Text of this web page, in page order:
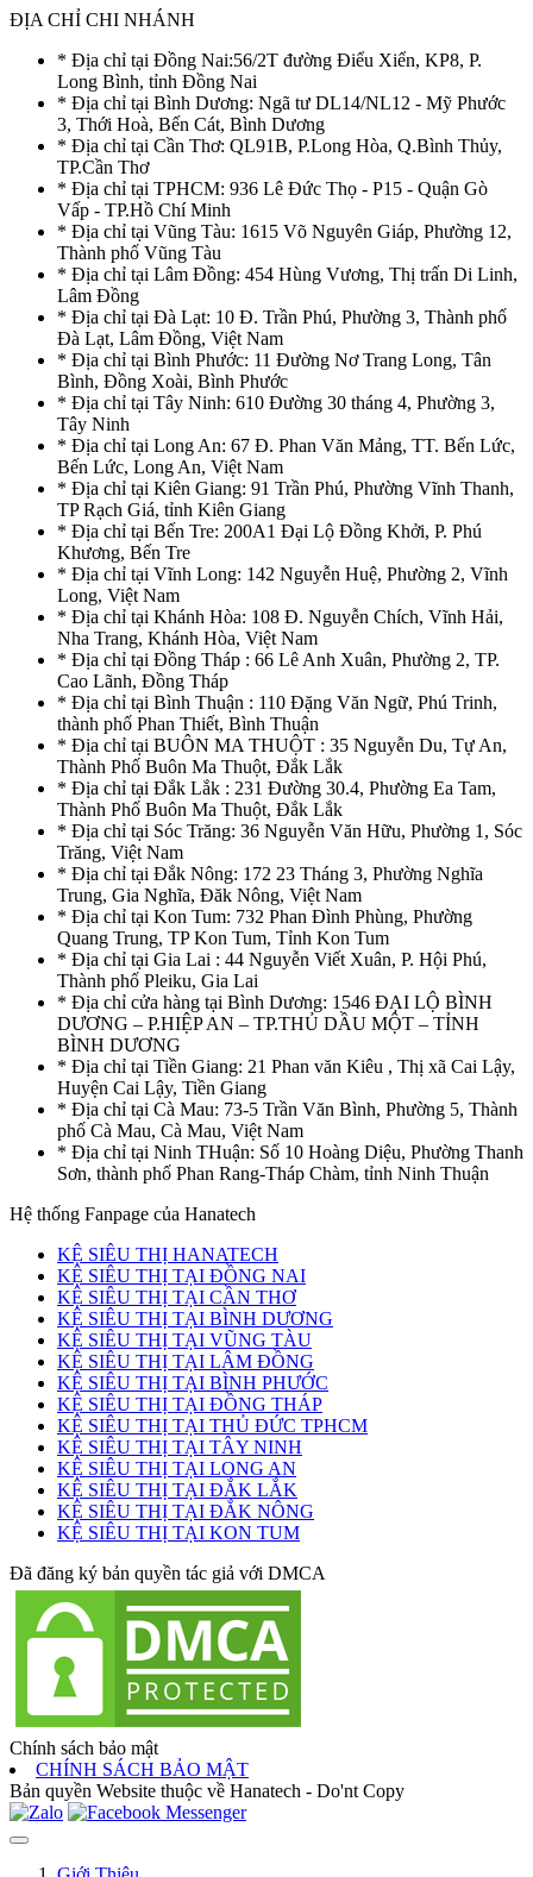
ĐỊA CHỈ CHI NHÁNH
* Địa chỉ tại Đồng Nai:56/2T đường Điểu Xiển, KP8, P.
Long Bình, tỉnh Đồng Nai
* Địa chỉ tại Bình Dương: Ngã tư DL14/NL12 - Mỹ Phước
3, Thới Hoà, Bến Cát, Bình Dương
* Địa chỉ tại Cần Thơ: QL91B, P.Long Hòa, Q.Bình Thủy,
TP.Cần Thơ
* Địa chỉ tại TPHCM: 936 Lê Đức Thọ - P15 - Quận Gò
Vấp - TP.Hồ Chí Minh
* Địa chỉ tại Vũng Tàu: 1615 Võ Nguyên Giáp, Phường 12,
Thành phố Vũng Tàu
* Địa chỉ tại Lâm Đồng: 454 Hùng Vương, Thị trấn Di Linh,
Lâm Đồng
* Địa chỉ tại Đà Lạt: 10 Đ. Trần Phú, Phường 3, Thành phố
Đà Lạt, Lâm Đồng, Việt Nam
* Địa chỉ tại Bình Phước: 11 Đường Nơ Trang Long, Tân
Bình, Đồng Xoài, Bình Phước
* Địa chỉ tại Tây Ninh: 610 Đường 30 tháng 4, Phường 3,
Tây Ninh
* Địa chỉ tại Long An: 67 Đ. Phan Văn Mảng, TT. Bến Lức,
Bến Lức, Long An, Việt Nam
* Địa chỉ tại Kiên Giang: 91 Trần Phú, Phường Vĩnh Thanh,
TP Rạch Giá, tỉnh Kiên Giang
* Địa chỉ tại Bến Tre: 200A1 Đại Lộ Đồng Khởi, P. Phú
Khương, Bến Tre
* Địa chỉ tại Vĩnh Long: 142 Nguyễn Huệ, Phường 2, Vĩnh
Long, Việt Nam
* Địa chỉ tại Khánh Hòa: 108 Đ. Nguyễn Chích, Vĩnh Hải,
Nha Trang, Khánh Hòa, Việt Nam
* Địa chỉ tại Đồng Tháp : 66 Lê Anh Xuân, Phường 2, TP.
Cao Lãnh, Đồng Tháp
* Địa chỉ tại Bình Thuận : 110 Đặng Văn Ngữ, Phú Trinh,
thành phố Phan Thiết, Bình Thuận
* Địa chỉ tại BUÔN MA THUỘT : 35 Nguyễn Du, Tự An,
Thành Phố Buôn Ma Thuột, Đắk Lắk
* Địa chỉ tại Đắk Lắk : 231 Đường 30.4, Phường Ea Tam,
Thành Phố Buôn Ma Thuột, Đắk Lắk
* Địa chỉ tại Sóc Trăng: 36 Nguyễn Văn Hữu, Phường 1, Sóc
Trăng, Việt Nam
* Địa chỉ tại Đắk Nông: 172 23 Tháng 3, Phường Nghĩa
Trung, Gia Nghĩa, Đăk Nông, Việt Nam
* Địa chỉ tại Kon Tum: 732 Phan Đình Phùng, Phường
Quang Trung, TP Kon Tum, Tỉnh Kon Tum
* Địa chỉ tại Gia Lai : 44 Nguyễn Viết Xuân, P. Hội Phú,
Thành phố Pleiku, Gia Lai
* Địa chỉ cửa hàng tại Bình Dương: 1546 ĐẠI LỘ BÌNH
DƯƠNG – P.HIỆP AN – TP.THỦ DẦU MỘT – TỈNH
BÌNH DƯƠNG
* Địa chỉ tại Tiền Giang: 21 Phan văn Kiêu , Thị xã Cai Lậy,
Huyện Cai Lậy, Tiền Giang
* Địa chỉ tại Cà Mau: 73-5 Trần Văn Bình, Phường 5, Thành
phố Cà Mau, Cà Mau, Việt Nam
* Địa chỉ tại Ninh THuận: Số 10 Hoàng Diệu, Phường Thanh
Sơn, thành phố Phan Rang-Tháp Chàm, tỉnh Ninh Thuận
Hệ thống Fanpage của Hanatech
KỆ SIÊU THỊ HANATECH
KỆ SIÊU THỊ TẠI ĐỒNG NAI
KỆ SIÊU THỊ TẠI CẦN THƠ
KỆ SIÊU THỊ TẠI BÌNH DƯƠNG
KỆ SIÊU THỊ TẠI VŨNG TÀU
KỆ SIÊU THỊ TẠI LÂM ĐỒNG
KỆ SIÊU THỊ TẠI BÌNH PHƯỚC
KỆ SIÊU THỊ TẠI ĐỒNG THÁP
KỆ SIÊU THỊ TẠI THỦ ĐỨC TPHCM
KỆ SIÊU THỊ TẠI TÂY NINH
KỆ SIÊU THỊ TẠI LONG AN
KỆ SIÊU THỊ TẠI ĐẮK LẮK
KỆ SIÊU THỊ TẠI ĐẮK NÔNG
KỆ SIÊU THỊ TẠI KON TUM
Đã đăng ký bản quyền tác giả với DMCA
Chính sách bảo mật
CHÍNH SÁCH BẢO MẬT
Bản quyền Website thuộc về Hanatech - Do'nt Copy